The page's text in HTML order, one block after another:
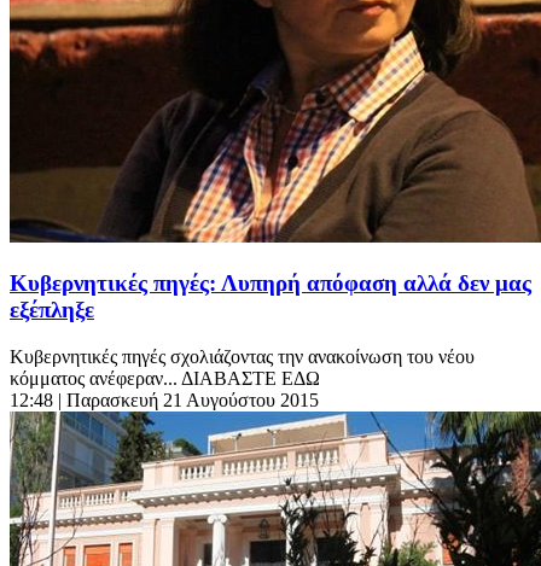
Κυβερνητικές πηγές: Λυπηρή απόφαση αλλά δεν μας
εξέπληξε
Κυβερνητικές πηγές σχολιάζοντας την ανακοίνωση του νέου
κόμματος ανέφεραν... ΔΙΑΒΑΣΤΕ ΕΔΩ
12:48 | Παρασκευή 21 Αυγούστου 2015